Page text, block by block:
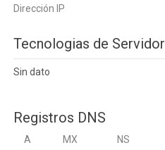
Dirección IP
Tecnologias de Servidor
Sin dato
Registros DNS
A MX NS